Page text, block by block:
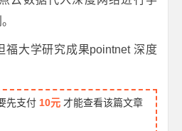
福大学研究成果pointnet 深度
先支付 10元 才能查看该篇文章